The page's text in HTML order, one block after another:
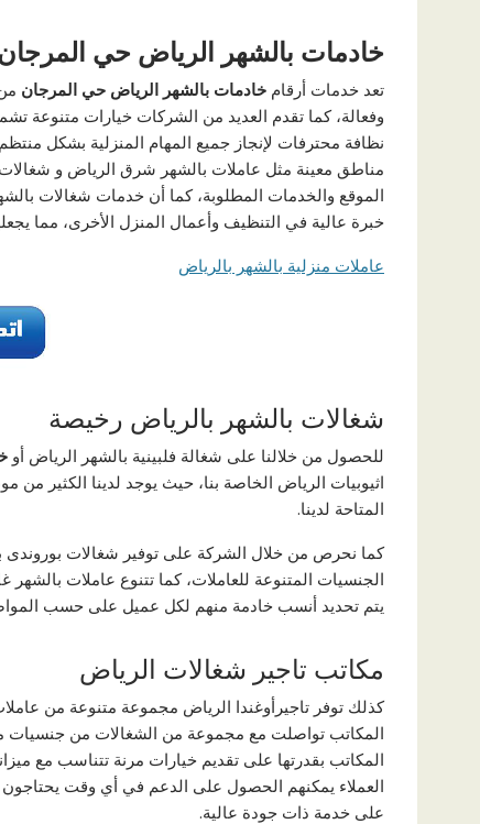
خادمات بالشهر الرياض حي
تعد خدمات أرقام خادمات بالشهر الرياض حي المرجان
وفعالة، كما تقدم العديد من الشركات خيارات متنوعة
نظافة محترفات لإنجاز جميع المهام المنزلية بشكل
مناطق معينة مثل عاملات بالشهر شرق الرياض و شغالات
الموقع والخدمات المطلوبة، كما أن خدمات شغالات
خبرة عالية في التنظيف وأعمال المنزل الأخرى، مما
عاملات منزلية بالشهر بالرياض
شغالات بالشهر بالرياض رخيصة
للحصول من خلالنا على شغالة فلبينية بالشهر الرياض أو
اثيوبيات الرياض الخاصة بنا، حيث يوجد لدينا الكثير
المتاحة لدينا.
كما نحرص من خلال الشركة على توفير شغالات بوروندى
الجنسيات المتنوعة للعاملات، كما تتنوع عاملات بالشهر
يتم تحديد أنسب خادمة منهم لكل عميل على حسب
مكاتب تاجير شغالات الرياض
كذلك توفر تاجيرأوغندا الرياض مجموعة متنوعة من
المكاتب تواصلت مع مجموعة من الشغالات من جنسيات
المكاتب بقدرتها على تقديم خيارات مرنة تتناسب مع
العملاء يمكنهم الحصول على الدعم في أي وقت
على خدمة ذات جودة عالية.